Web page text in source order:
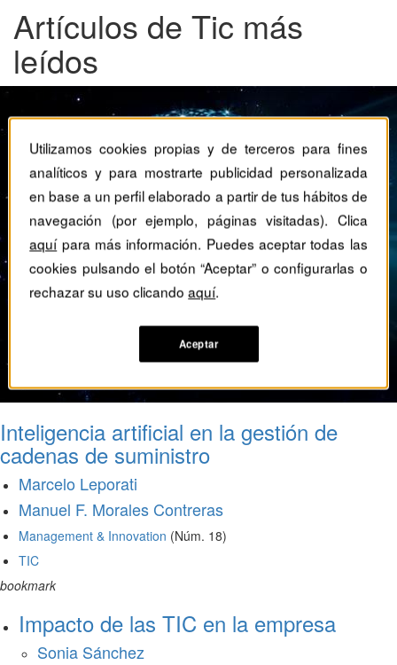
Artículos de Tic más
leídos
Inteligencia artificial en la gestión de
cadenas de suministro
Marcelo Leporati
Manuel F. Morales Contreras
Management & Innovation (Núm. 18)
TIC
bookmark
Impacto de las TIC en la empresa
Sonia Sánchez
Utilizamos cookies propias y de terceros para fines
analíticos y para mostrarte publicidad personalizada
en base a un perfil elaborado a partir de tus hábitos de
navegación (por ejemplo, páginas visitadas). Clica
aquípara más información. Puedes aceptar todas las
cookies pulsando el botón “Aceptar” o configurarlas o
rechazar su uso clicandoaquí.
Aceptar